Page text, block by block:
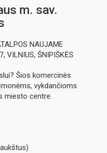
m. sav.
NAUJAME
VILNIUS, ŠNIPIŠKĖS
Šios komercinės
vykdančioms
miesto centre.